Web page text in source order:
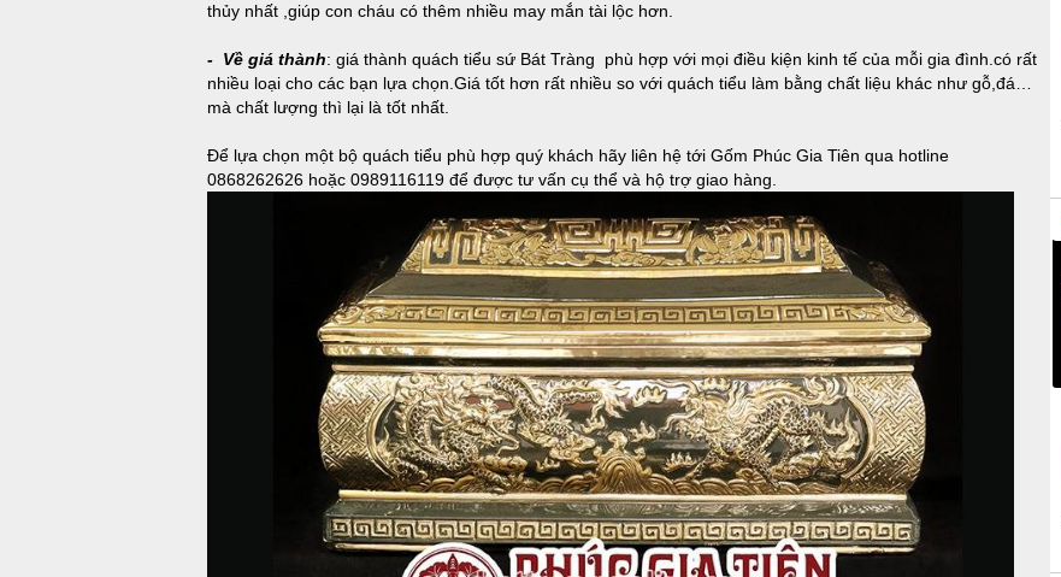
thủy nhất ,giúp con cháu có thêm nhiều may mắn tài lộc hơn.
- Về giá thành: giá thành quách tiểu sứ Bát Tràng phù hợp với mọi điều kiện kinh tế của mỗi gia đình.có rất
nhiều loại cho các bạn lựa chọn.Giá tốt hơn rất nhiều so với quách tiểu làm bằng chất liệu khác như gỗ,đá…
mà chất lượng thì lại là tốt nhất.
Để lựa chọn một bộ quách tiểu phù hợp quý khách hãy liên hệ tới Gốm Phúc Gia Tiên qua hotline
0868262626 hoặc 0989116119 để được tư vấn cụ thể và hộ trợ giao hàng.